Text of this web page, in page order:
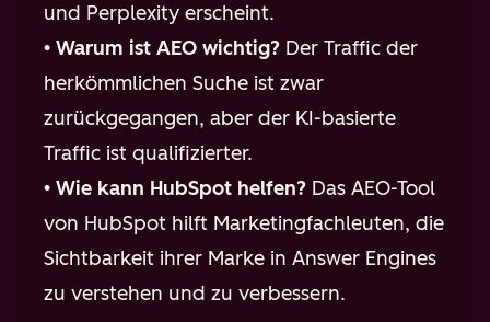
und Perplexity erscheint.
• Warum ist AEO wichtig? Der Traffic der
herkömmlichen Suche ist zwar
zurückgegangen, aber der KI-basierte
Traffic ist qualifizierter.
• Wie kann HubSpot helfen? Das AEO-Tool
von HubSpot hilft Marketingfachleuten, die
Sichtbarkeit ihrer Marke in Answer Engines
zu verstehen und zu verbessern.